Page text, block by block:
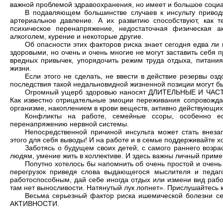
важной проблемой здравоохранения, но имеет и большое
В подавляющем большинстве случаев к инсульту
артериальное давление. А их развитию способствуют, как
психическое перенапряжение, недостаточная физическая
алкоголем, курение и некоторые другие.
Об опасности этих факторов риска знает сегодня едва
здоровыми, но очень и очень многие не могут заставить себя
вредных привычек, упорядочить режим труда отдыха,
жизни.
Если этого не сделать, не ввести в действие резервы
последствия такой недальновидной жизненной позиции могут
Огромный ущерб здоровью наносят ДЛИТЕЛЬНЫЕ И
Как известно отрицательные эмоции переживания
организме, накоплением в крови веществ, активно
Конфликты на работе, семейные ссоры, особенно
перенапряжению нервной системы.
Непосредственной причиной инсульта может стать
этого для себя выводы! И на работе и в семье поддерживайте
Заботясь о будущем своих детей, с самого раннего
людям, умение жить в коллективе. И здесь важны личный
Попутно хотелось бы напомнить об очень простой и
перегрузок приведя слова выдающегося мыслителя и
работоспособным, дай себе иногда отдых или измени вид
там нет выносливости. Натянутый лук лопнет». Прислушайтесь
Весьма серьезный фактор риска ишемической
АКТИВНОСТИ.